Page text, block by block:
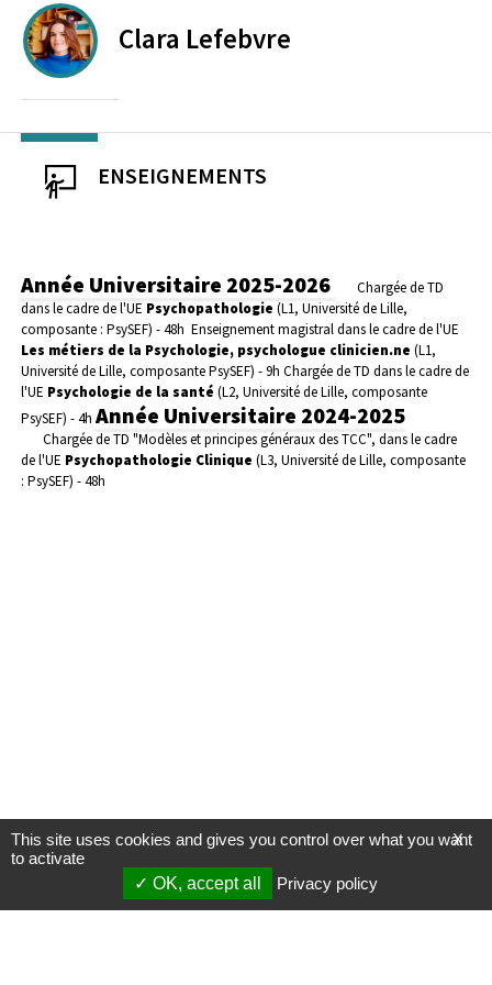
Clara Lefebvre
ENSEIGNEMENTS
Année Universitaire 2025-2026
Chargée de TD
dans le cadre de l'UE Psychopathologie (L1, Université de Lille,
composante : PsySEF) - 48h Enseignement magistral dans le cadre de l'UE
Les métiers de la Psychologie, psychologue clinicien.ne (L1,
Université de Lille, composante PsySEF) - 9h Chargée de TD dans le cadre de
l'UE Psychologie de la santé (L2, Université de Lille, composante
PsySEF) - 4h Année Universitaire 2024-2025
Chargée de TD "Modèles et principes généraux des TCC", dans le cadre
de l'UE Psychopathologie Clinique (L3, Université de Lille, composante
: PsySEF) - 48h
X
This site uses cookies and gives you control over what you want
to activate
OK, accept all
Privacy policy